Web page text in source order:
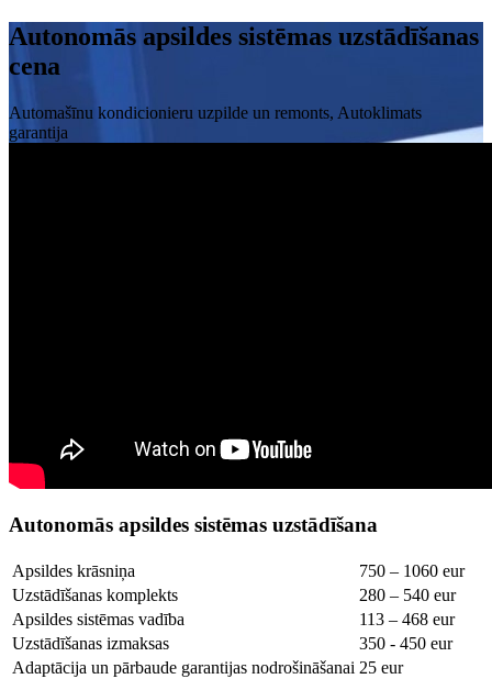
Autonomās apsildes sistēmas uzstādīšanas
cena
Automašīnu kondicionieru uzpilde un remonts, Autoklimats
garantija
Autonomās apsildes sistēmas uzstādīšana
Apsildes krāsniņa
750 – 1060 eur
Uzstādīšanas komplekts
280 – 540 eur
Apsildes sistēmas vadība
113 – 468 eur
Uzstādīšanas izmaksas
350 - 450 eur
Adaptācija un pārbaude garantijas nodrošināšanai 25 eur